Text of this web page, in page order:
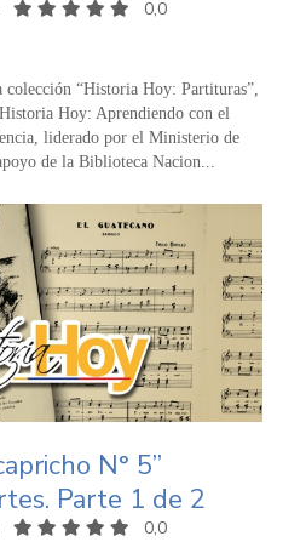
0,0
colección “Historia Hoy: Partituras”,
Hoy: Aprendiendo con el
liderado por el Ministerio de
de la Biblioteca Nacion...
N° 5”
Parte 1 de 2
0,0